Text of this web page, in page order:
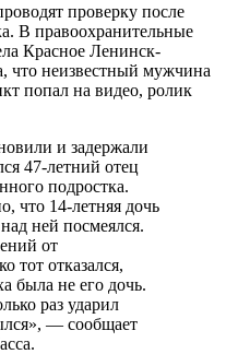
проверку после
В правоохранительные
Красное Ленинск-
что неизвестный мужчина
попал на видео, ролик
и задержали
47-летний отец
подростка.
что 14-летняя дочь
ней посмеялся.
от
тот отказался,
была не его дочь.
раз ударил
— сообщает